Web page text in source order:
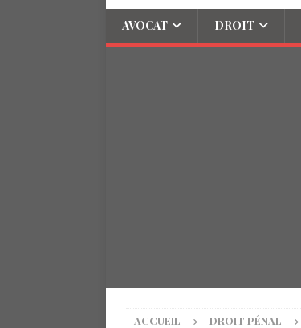
AVOCAT DROIT
ACCUEIL DROIT PÉNAL